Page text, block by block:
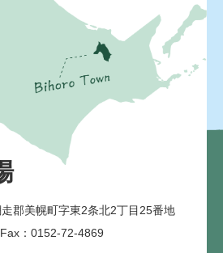
郡美幌町字東2条北2丁目25番地
：0152-72-4869